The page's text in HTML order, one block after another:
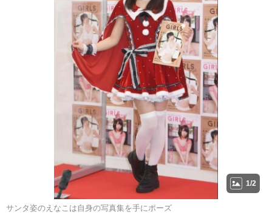
1/2
サンタ姿のえなこは自身の写真集を手にポーズ